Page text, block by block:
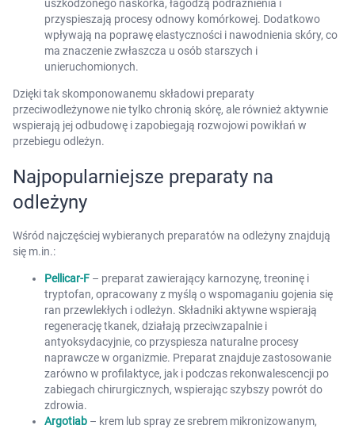
uszkodzonego naskórka, łagodzą podrażnienia i
przyspieszają procesy odnowy komórkowej. Dodatkowo
wpływają na poprawę elastyczności i nawodnienia skóry, co
ma znaczenie zwłaszcza u osób starszych i
unieruchomionych.
Dzięki tak skomponowanemu składowi preparaty
przeciwodleżynowe nie tylko chronią skórę, ale również aktywnie
wspierają jej odbudowę i zapobiegają rozwojowi powikłań w
przebiegu odleżyn.
Najpopularniejsze preparaty na
odleżyny
Wśród najczęściej wybieranych preparatów na odleżyny znajdują
się m.in.:
Pellicar-F – preparat zawierający karnozynę, treoninę i
tryptofan, opracowany z myślą o wspomaganiu gojenia się
ran przewlekłych i odleżyn. Składniki aktywne wspierają
regenerację tkanek, działają przeciwzapalnie i
antyoksydacyjnie, co przyspiesza naturalne procesy
naprawcze w organizmie. Preparat znajduje zastosowanie
zarówno w profilaktyce, jak i podczas rekonwalescencji po
zabiegach chirurgicznych, wspierając szybszy powrót do
zdrowia.
Argotiab – krem lub spray ze srebrem mikronizowanym,